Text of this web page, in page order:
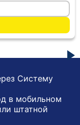
Систему
в мобильном
штатной